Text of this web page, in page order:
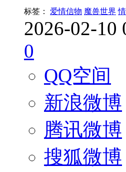
标签： 爱情信物 魔兽世界
2026-02-10
0
QQ空间
新浪微博
腾讯微博
搜狐微博